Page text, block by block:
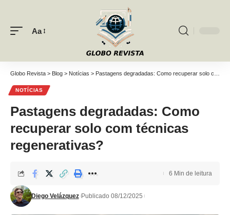
Font
Aa
Globo Revista > Blog > Notícias > Pastagens degradadas: Como recuperar solo com técnicas regenerativas?
NOTÍCIAS
Pastagens degradadas: Como
recuperar solo com técnicas
regenerativas?
Diego Velázquez Publicado 08/12/2025
6 Min de leitura